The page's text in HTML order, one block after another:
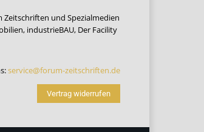
und Spezialmedien
, industrieBAU, Der Facility
service@forum-zeitschriften.de
Vertrag widerrufen